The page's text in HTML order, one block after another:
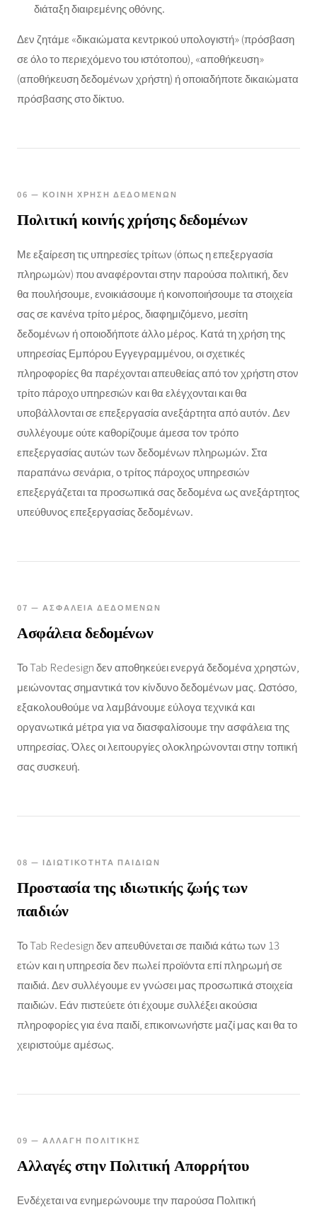
διάταξη διαιρεμένης οθόνης.
Δεν ζητάμε «δικαιώματα κεντρικού υπολογιστή» (πρόσβαση
σε όλο το περιεχόμενο του ιστότοπου), «αποθήκευση»
(αποθήκευση δεδομένων χρήστη) ή οποιαδήποτε δικαιώματα
πρόσβασης στο δίκτυο.
06 — ΚΟΙΝΉ ΧΡΉΣΗ ΔΕΔΟΜΈΝΩΝ
Πολιτική κοινής χρήσης δεδομένων
Με εξαίρεση τις υπηρεσίες τρίτων (όπως η επεξεργασία
πληρωμών) που αναφέρονται στην παρούσα πολιτική, δεν
θα πουλήσουμε, ενοικιάσουμε ή κοινοποιήσουμε τα στοιχεία
σας σε κανένα τρίτο μέρος, διαφημιζόμενο, μεσίτη
δεδομένων ή οποιοδήποτε άλλο μέρος. Κατά τη χρήση της
υπηρεσίας Εμπόρου Εγγεγραμμένου, οι σχετικές
πληροφορίες θα παρέχονται απευθείας από τον χρήστη στον
τρίτο πάροχο υπηρεσιών και θα ελέγχονται και θα
υποβάλλονται σε επεξεργασία ανεξάρτητα από αυτόν. Δεν
συλλέγουμε ούτε καθορίζουμε άμεσα τον τρόπο
επεξεργασίας αυτών των δεδομένων πληρωμών. Στα
παραπάνω σενάρια, ο τρίτος πάροχος υπηρεσιών
επεξεργάζεται τα προσωπικά σας δεδομένα ως ανεξάρτητος
υπεύθυνος επεξεργασίας δεδομένων.
07 — ΑΣΦΆΛΕΙΑ ΔΕΔΟΜΈΝΩΝ
Ασφάλεια δεδομένων
Το Tab Redesign δεν αποθηκεύει ενεργά δεδομένα χρηστών,
μειώνοντας σημαντικά τον κίνδυνο δεδομένων μας. Ωστόσο,
εξακολουθούμε να λαμβάνουμε εύλογα τεχνικά και
οργανωτικά μέτρα για να διασφαλίσουμε την ασφάλεια της
υπηρεσίας. Όλες οι λειτουργίες ολοκληρώνονται στην τοπική
σας συσκευή.
08 — ΙΔΙΩΤΙΚΌΤΗΤΑ ΠΑΙΔΙΏΝ
Προστασία της ιδιωτικής ζωής των
παιδιών
Το Tab Redesign δεν απευθύνεται σε παιδιά κάτω των 13
ετών και η υπηρεσία δεν πωλεί προϊόντα επί πληρωμή σε
παιδιά. Δεν συλλέγουμε εν γνώσει μας προσωπικά στοιχεία
παιδιών. Εάν πιστεύετε ότι έχουμε συλλέξει ακούσια
πληροφορίες για ένα παιδί, επικοινωνήστε μαζί μας και θα το
χειριστούμε αμέσως.
09 — ΑΛΛΑΓΉ ΠΟΛΙΤΙΚΉΣ
Αλλαγές στην Πολιτική Απορρήτου
Ενδέχεται να ενημερώνουμε την παρούσα Πολιτική